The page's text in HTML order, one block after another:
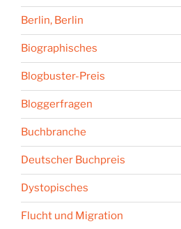
Berlin, Berlin
Biographisches
Blogbuster-Preis
Bloggerfragen
Buchbranche
Deutscher Buchpreis
Dystopisches
Flucht und Migration